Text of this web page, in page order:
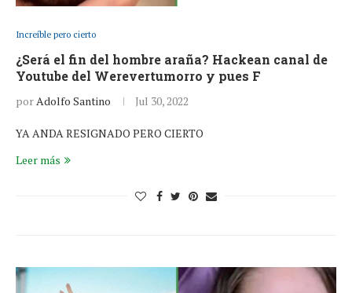
Increíble pero cierto
¿Será el fin del hombre araña? Hackean canal de
Youtube del Werevertumorro y pues F
porAdolfo Santino Jul 30, 2022
YA ANDA RESIGNADO PERO CIERTO
Leer más